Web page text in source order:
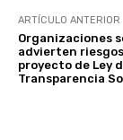
ARTÍCULO ANTERIOR
Organizaciones
advierten
proyecto de Ley
Transparencia